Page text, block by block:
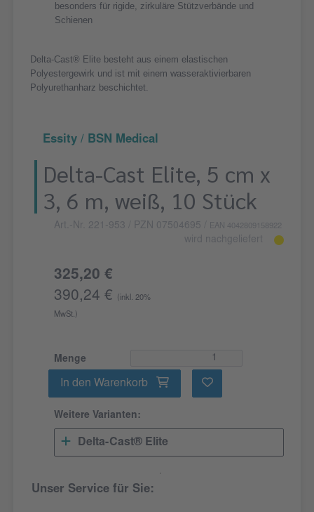
besonders für rigide, zirkuläre Stützverbände und
Schienen
Delta-Cast® Elite besteht aus einem elastischen
Polyestergewirk und ist mit einem wasseraktivierbaren
Polyurethanharz beschichtet.
Essity / BSN Medical
Delta-Cast Elite, 5 cm x
3, 6 m, weiß, 10 Stück
Art.-Nr. 221-953 / PZN 07504695 EAN 4042809158922
wird nachgeliefert
325,20 €
390,24 €
(inkl. 20%
MwSt.)
Menge
In den Warenkorb
Weitere Varianten:
Delta-Cast® Elite
Unser Service für Sie: